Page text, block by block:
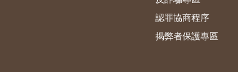
認罪協商程序
揭弊者保護專區